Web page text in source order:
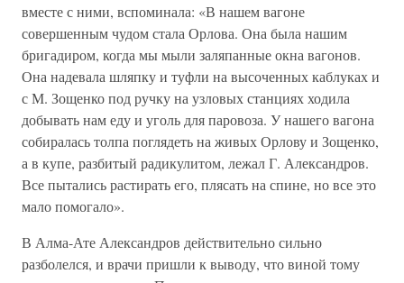
вместе с ними, вспоминала: «В нашем вагоне
совершенным чудом стала Орлова. Она была нашим
бригадиром, когда мы мыли заляпанные окна вагонов.
Она надевала шляпку и туфли на высоченных каблуках и
с М. Зощенко под ручку на узловых станциях ходила
добывать нам еду и уголь для паровоза. У нашего вагона
собиралась толпа поглядеть на живых Орлову и Зощенко,
а в купе, разбитый радикулитом, лежал Г. Александров.
Все пытались растирать его, плясать на спине, но все это
мало помогало».
В Алма-Ате Александров действительно сильно
разболелся, и врачи пришли к выводу, что виной тому